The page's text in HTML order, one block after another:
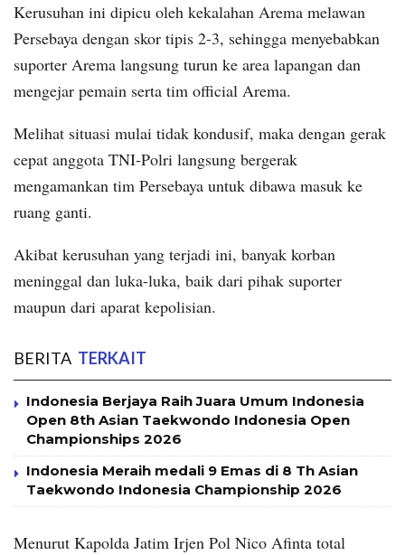
Kerusuhan ini dipicu oleh kekalahan Arema melawan
Persebaya dengan skor tipis 2-3, sehingga menyebabkan
suporter Arema langsung turun ke area lapangan dan
mengejar pemain serta tim official Arema.
Melihat situasi mulai tidak kondusif, maka dengan gerak
cepat anggota TNI-Polri langsung bergerak
mengamankan tim Persebaya untuk dibawa masuk ke
ruang ganti.
Akibat kerusuhan yang terjadi ini, banyak korban
meninggal dan luka-luka, baik dari pihak suporter
maupun dari aparat kepolisian.
BERITA TERKAIT
Indonesia Berjaya Raih Juara Umum Indonesia
Open 8th Asian Taekwondo Indonesia Open
Championships 2026
Indonesia Meraih medali 9 Emas di 8 Th Asian
Taekwondo Indonesia Championship 2026
Menurut Kapolda Jatim Irjen Pol Nico Afinta total